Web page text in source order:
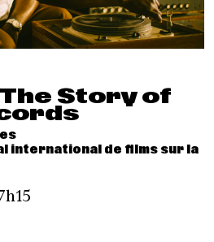
Story of
international de films sur la